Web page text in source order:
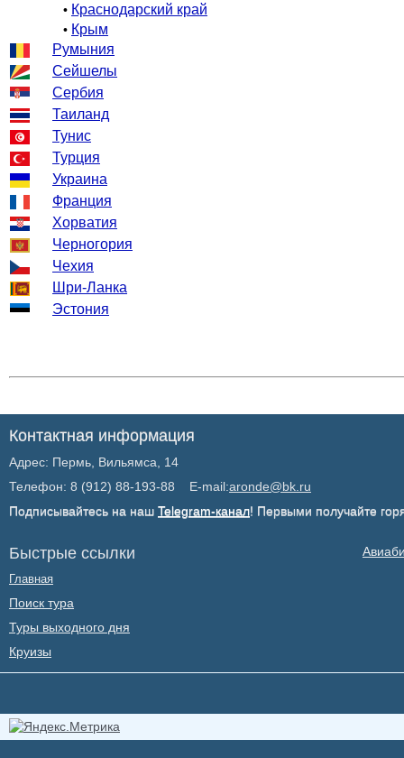
• Краснодарский край
• Крым
Румыния
Сейшелы
Сербия
Таиланд
Тунис
Турция
Украина
Франция
Хорватия
Черногория
Чехия
Шри-Ланка
Эстония
Контактная информация
Адрес: Пермь, Вильямса, 14
Телефон: 8 (912) 88-193-88 E-mail:aronde@bk.ru
Подписывайтесь на наш Telegram-канал! Первыми получайте
Быстрые ссылки
Главная
Поиск тура
Туры выходного дня
Круизы